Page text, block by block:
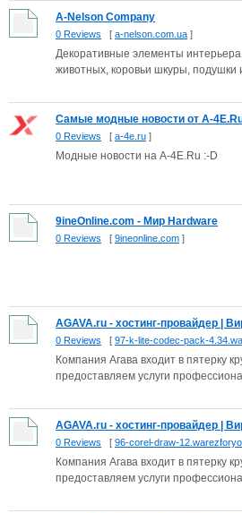
A-Nelson Company
0 Reviews [ a-nelson.com.ua ]
Декоративные элементы
животных, коровьи шкуры, подушки
Самые модные новости от A-
0 Reviews [ a-4e.ru ]
Модные новости на A-4E.Ru :-D
9ineOnline.com - Мир Hardware
0 Reviews [ 9ineonline.com ]
AGAVA.ru - хостинг-провайдер |
0 Reviews [ 97-k-lite-codec-pack-
Компания Агава входит в пятерку
предоставляем услуги
AGAVA.ru - хостинг-провайдер |
0 Reviews [ 96-corel-draw-
Компания Агава входит в пятерку
предоставляем услуги